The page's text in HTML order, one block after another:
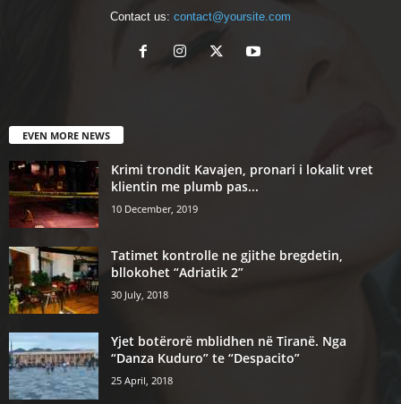
Contact us: contact@yoursite.com
EVEN MORE NEWS
Krimi trondit Kavajen, pronari i lokalit vret
klientin me plumb pas...
10 December, 2019
Tatimet kontrolle ne gjithe bregdetin,
bllokohet “Adriatik 2”
30 July, 2018
Yjet botërorë mblidhen në Tiranë. Nga
“Danza Kuduro” te “Despacito”
25 April, 2018